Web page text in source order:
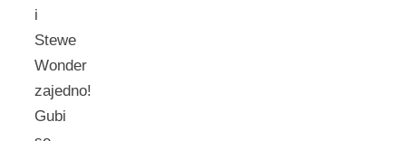
i
Stewe
Wonder
zajedno!
Gubi